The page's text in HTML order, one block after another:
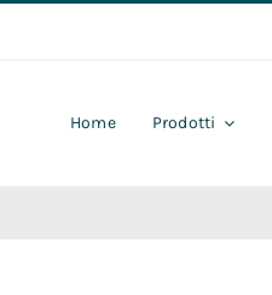
Home Prodotti